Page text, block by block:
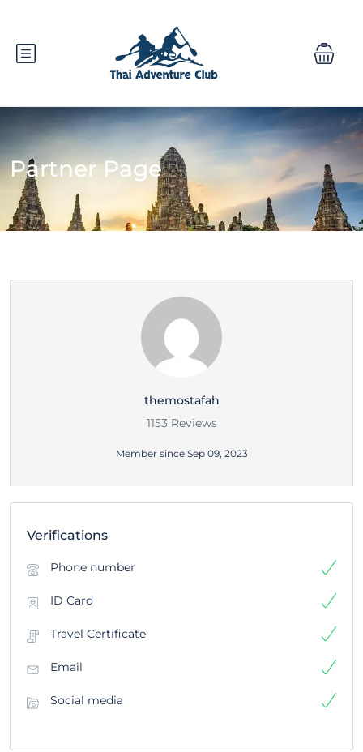
Partner Page
themostafah
1153 Reviews
Member since Sep 09, 2023
Verifications
Phone number
ID Card
Travel Certificate
Email
Social media